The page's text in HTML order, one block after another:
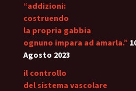
“addizioni:
costruendo
la propria gabbia
ognuno impara ad amarla.”
Agosto 2023
il controllo
del sistema vascolare